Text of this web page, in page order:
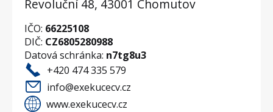
Revoluční 48, 43001 Chomutov
IČO: 66225108
DIČ: CZ6805280988
Datová schránka: n7tg8u3
+420 474 335 579
info@exekucecv.cz
www.exekucecv.cz